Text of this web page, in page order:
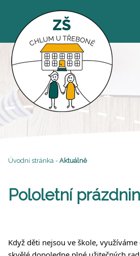
Úvodní stránka - Aktuálně
Pololetní
Když děti nejsou ve škole,